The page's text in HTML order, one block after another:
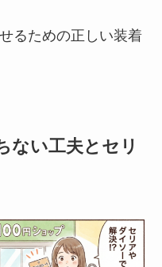
るための正しい装着
ない工夫とセリ